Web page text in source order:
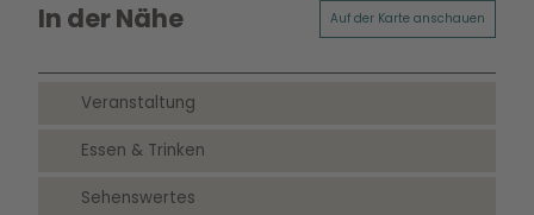
In der Nähe Auf der Karte anschauen
Veranstaltung
Essen & Trinken
Sehenswertes